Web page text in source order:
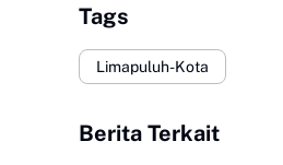
Tags
Limapuluh-Kota
Berita Terkait